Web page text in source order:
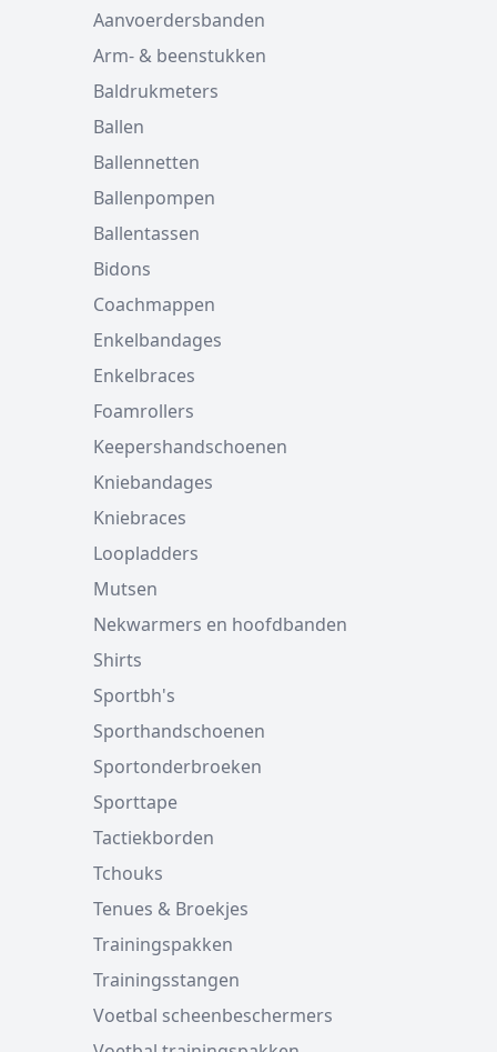
Aanvoerdersbanden
Arm- & beenstukken
Baldrukmeters
Ballen
Ballennetten
Ballenpompen
Ballentassen
Bidons
Coachmappen
Enkelbandages
Enkelbraces
Foamrollers
Keepershandschoenen
Kniebandages
Kniebraces
Loopladders
Mutsen
Nekwarmers en hoofdbanden
Shirts
Sportbh's
Sporthandschoenen
Sportonderbroeken
Sporttape
Tactiekborden
Tchouks
Tenues & Broekjes
Trainingspakken
Trainingsstangen
Voetbal scheenbeschermers